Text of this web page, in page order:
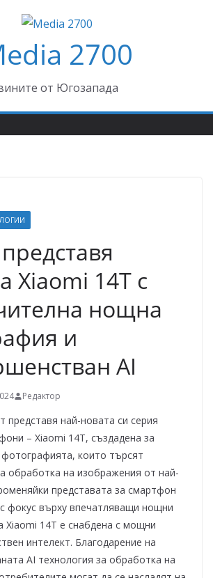
2700
от Югозапада
Xiaomi 14T с
нощна
и
AI
Редактор
представя най-новата си серия
– Xiaomi 14T, създадена за
които търсят
обработка на изображения от най-
представата за смартфон
фокус върху впечатляващи нощни
Xiaomi 14T е снабдена с мощни
интелект. Благодарение на
AI технология за обработка на